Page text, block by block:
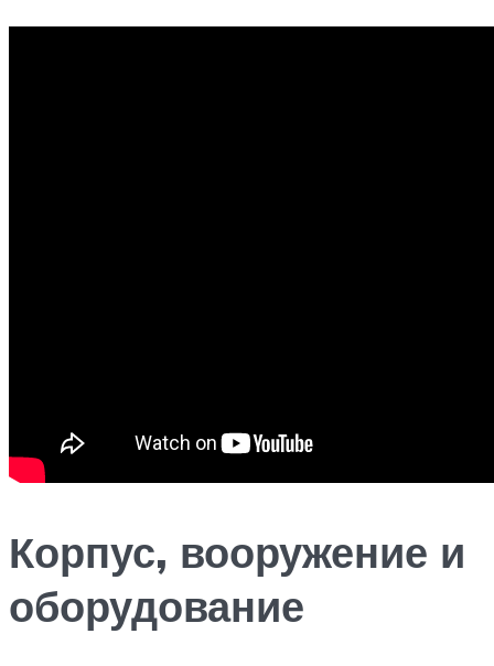
Корпус, вооружение и
оборудование